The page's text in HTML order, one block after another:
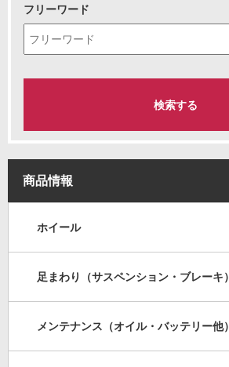
フリーワード
商品情報
ホイール
足まわり（サスペンション・ブレーキ）
メンテナンス（オイル・バッテリー他）